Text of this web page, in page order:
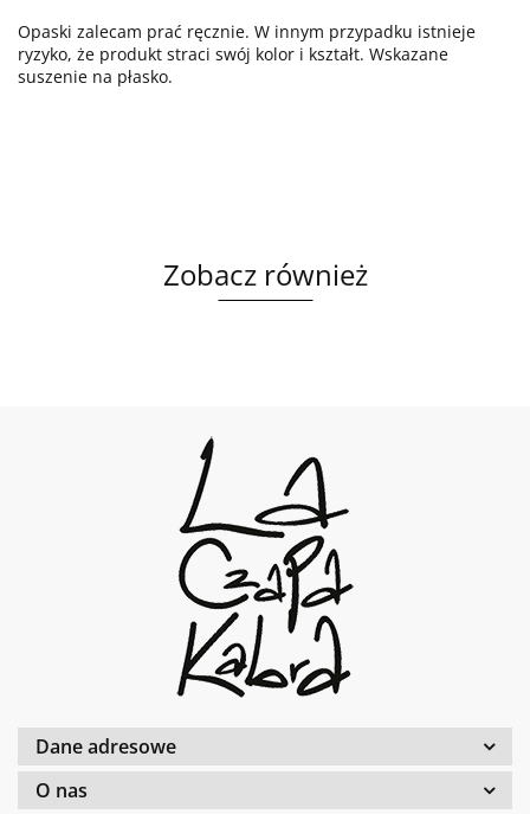
Opaski zalecam prać ręcznie. W innym przypadku istnieje
ryzyko, że produkt straci swój kolor i kształt. Wskazane
suszenie na płasko.
Zobacz również
Dane adresowe
O nas